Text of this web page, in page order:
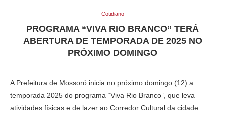
Cotidiano
PROGRAMA “VIVA RIO BRANCO” TERÁ
ABERTURA DE TEMPORADA DE 2025 NO
PRÓXIMO DOMINGO
A Prefeitura de Mossoró inicia no próximo domingo (12) a
temporada 2025 do programa “Viva Rio Branco”, que leva
atividades físicas e de lazer ao Corredor Cultural da cidade.